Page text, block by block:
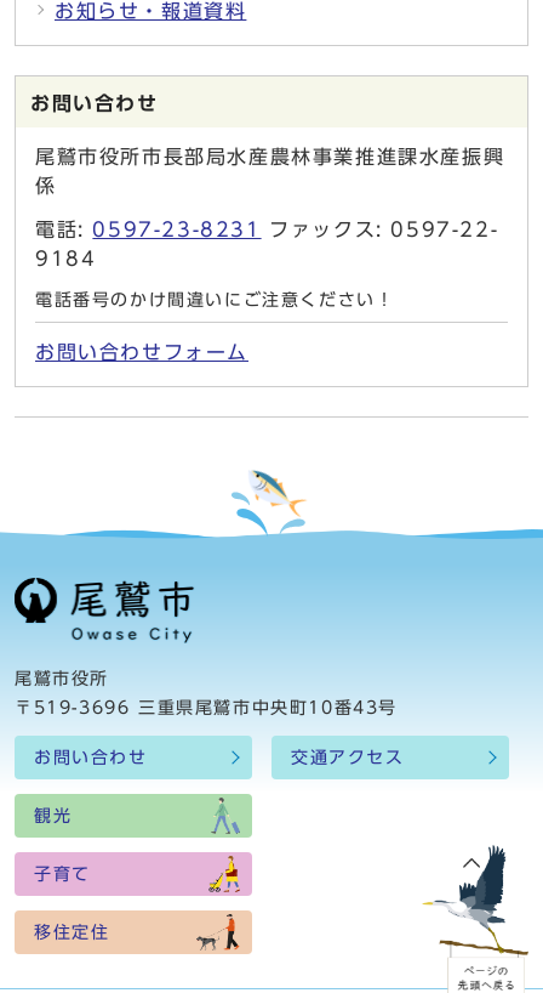
お知らせ・報道資料
お問い合わせ
尾鷲市役所市長部局水産農林事業推進課水産振興
係
電話: 0597-23-8231
ファックス: 0597-22-
9184
電話番号のかけ間違いにご注意ください！
お問い合わせフォーム
尾鷲市役所
〒519-3696 三重県尾鷲市中央町10番43号
お問い合わせ 交通アクセス
観光
子育て
移住定住